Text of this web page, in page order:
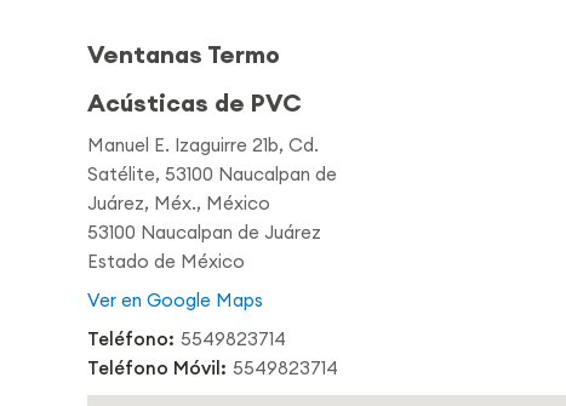
Ventanas Termo
Acústicas de PVC
Manuel E. Izaguirre 21b, Cd.
Satélite, 53100 Naucalpan de
Juárez, Méx., México
53100 Naucalpan de Juárez
Estado de México
Ver en Google Maps
Teléfono: 5549823714
Teléfono Móvil: 5549823714